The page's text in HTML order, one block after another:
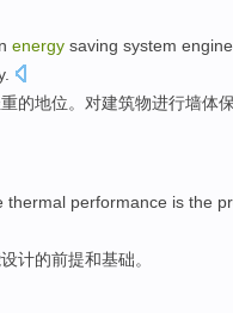
energy saving system
.
的地位。对建筑物进行墙体
thermal performance is the
设计的前提和基础。